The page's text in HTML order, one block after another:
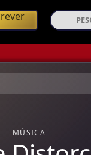
MÚSICA